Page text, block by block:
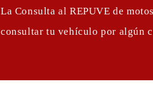
La Consulta al REPUVE de
consultar tu vehículo por algún